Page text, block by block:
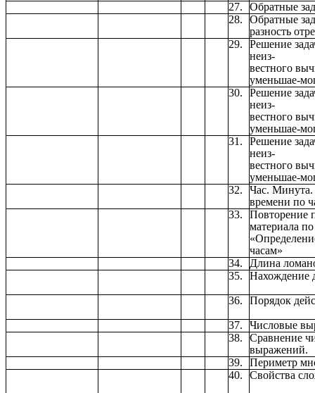
27.
Обратные
28.
Обратные
разность
29.
Решение
неиз-
вестного
уменьшае-
30.
Решение
неиз-
вестного
уменьшае-
31.
Решение
неиз-
вестного
уменьшае-
32.
Час. Минута.
времени по
33.
Повторение
материала
часам»
34.
Длина
35.
Нахождение
36. Порядок
37.
Числовые
38.
Сравнение
выражений.
39.
Периметр
40.
Свойства